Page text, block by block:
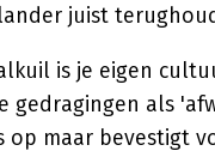
juist
is je eigen
gedragingen als
op maar bevestigt